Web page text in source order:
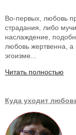
Во-первых, любовь
страдания, либо
наслаждение,
любовь жертвенна, а
эгоизме...
Читать полностью
Куда уходит